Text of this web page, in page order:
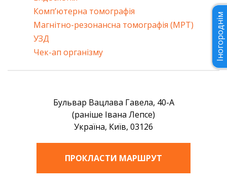
Комп’ютерна томографія
Магнітно-резонансна томографія (МРТ)
УЗД
Чек-ап організму
Бульвар Вацлава Гавела, 40-А
(раніше Івана Лепсе)
Україна, Київ, 03126
ПРОКЛАСТИ МАРШРУТ
Іногороднім